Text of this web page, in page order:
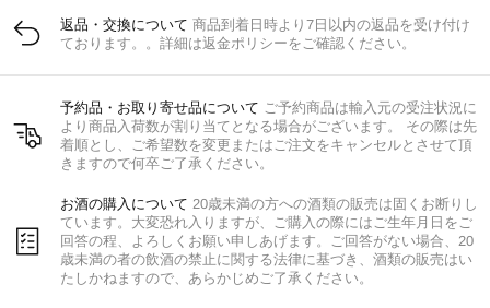
返品・交換について 商品到着日時より7日以内の返品を受け付け
ております。。詳細は返金ポリシーをご確認ください。
予約品・お取り寄せ品について ご予約商品は輸入元の受注状況に
より商品入荷数が割り当てとなる場合がございます。 その際は先
着順とし、ご希望数を変更またはご注文をキャンセルとさせて頂
きますので何卒ご了承ください。
お酒の購入について 20歳未満の方への酒類の販売は固くお断りし
ています。大変恐れ入りますが、ご購入の際にはご生年月日をご
回答の程、よろしくお願い申しあげます。ご回答がない場合、20
歳未満の者の飲酒の禁止に関する法律に基づき、酒類の販売はい
たしかねますので、あらかじめご了承ください。